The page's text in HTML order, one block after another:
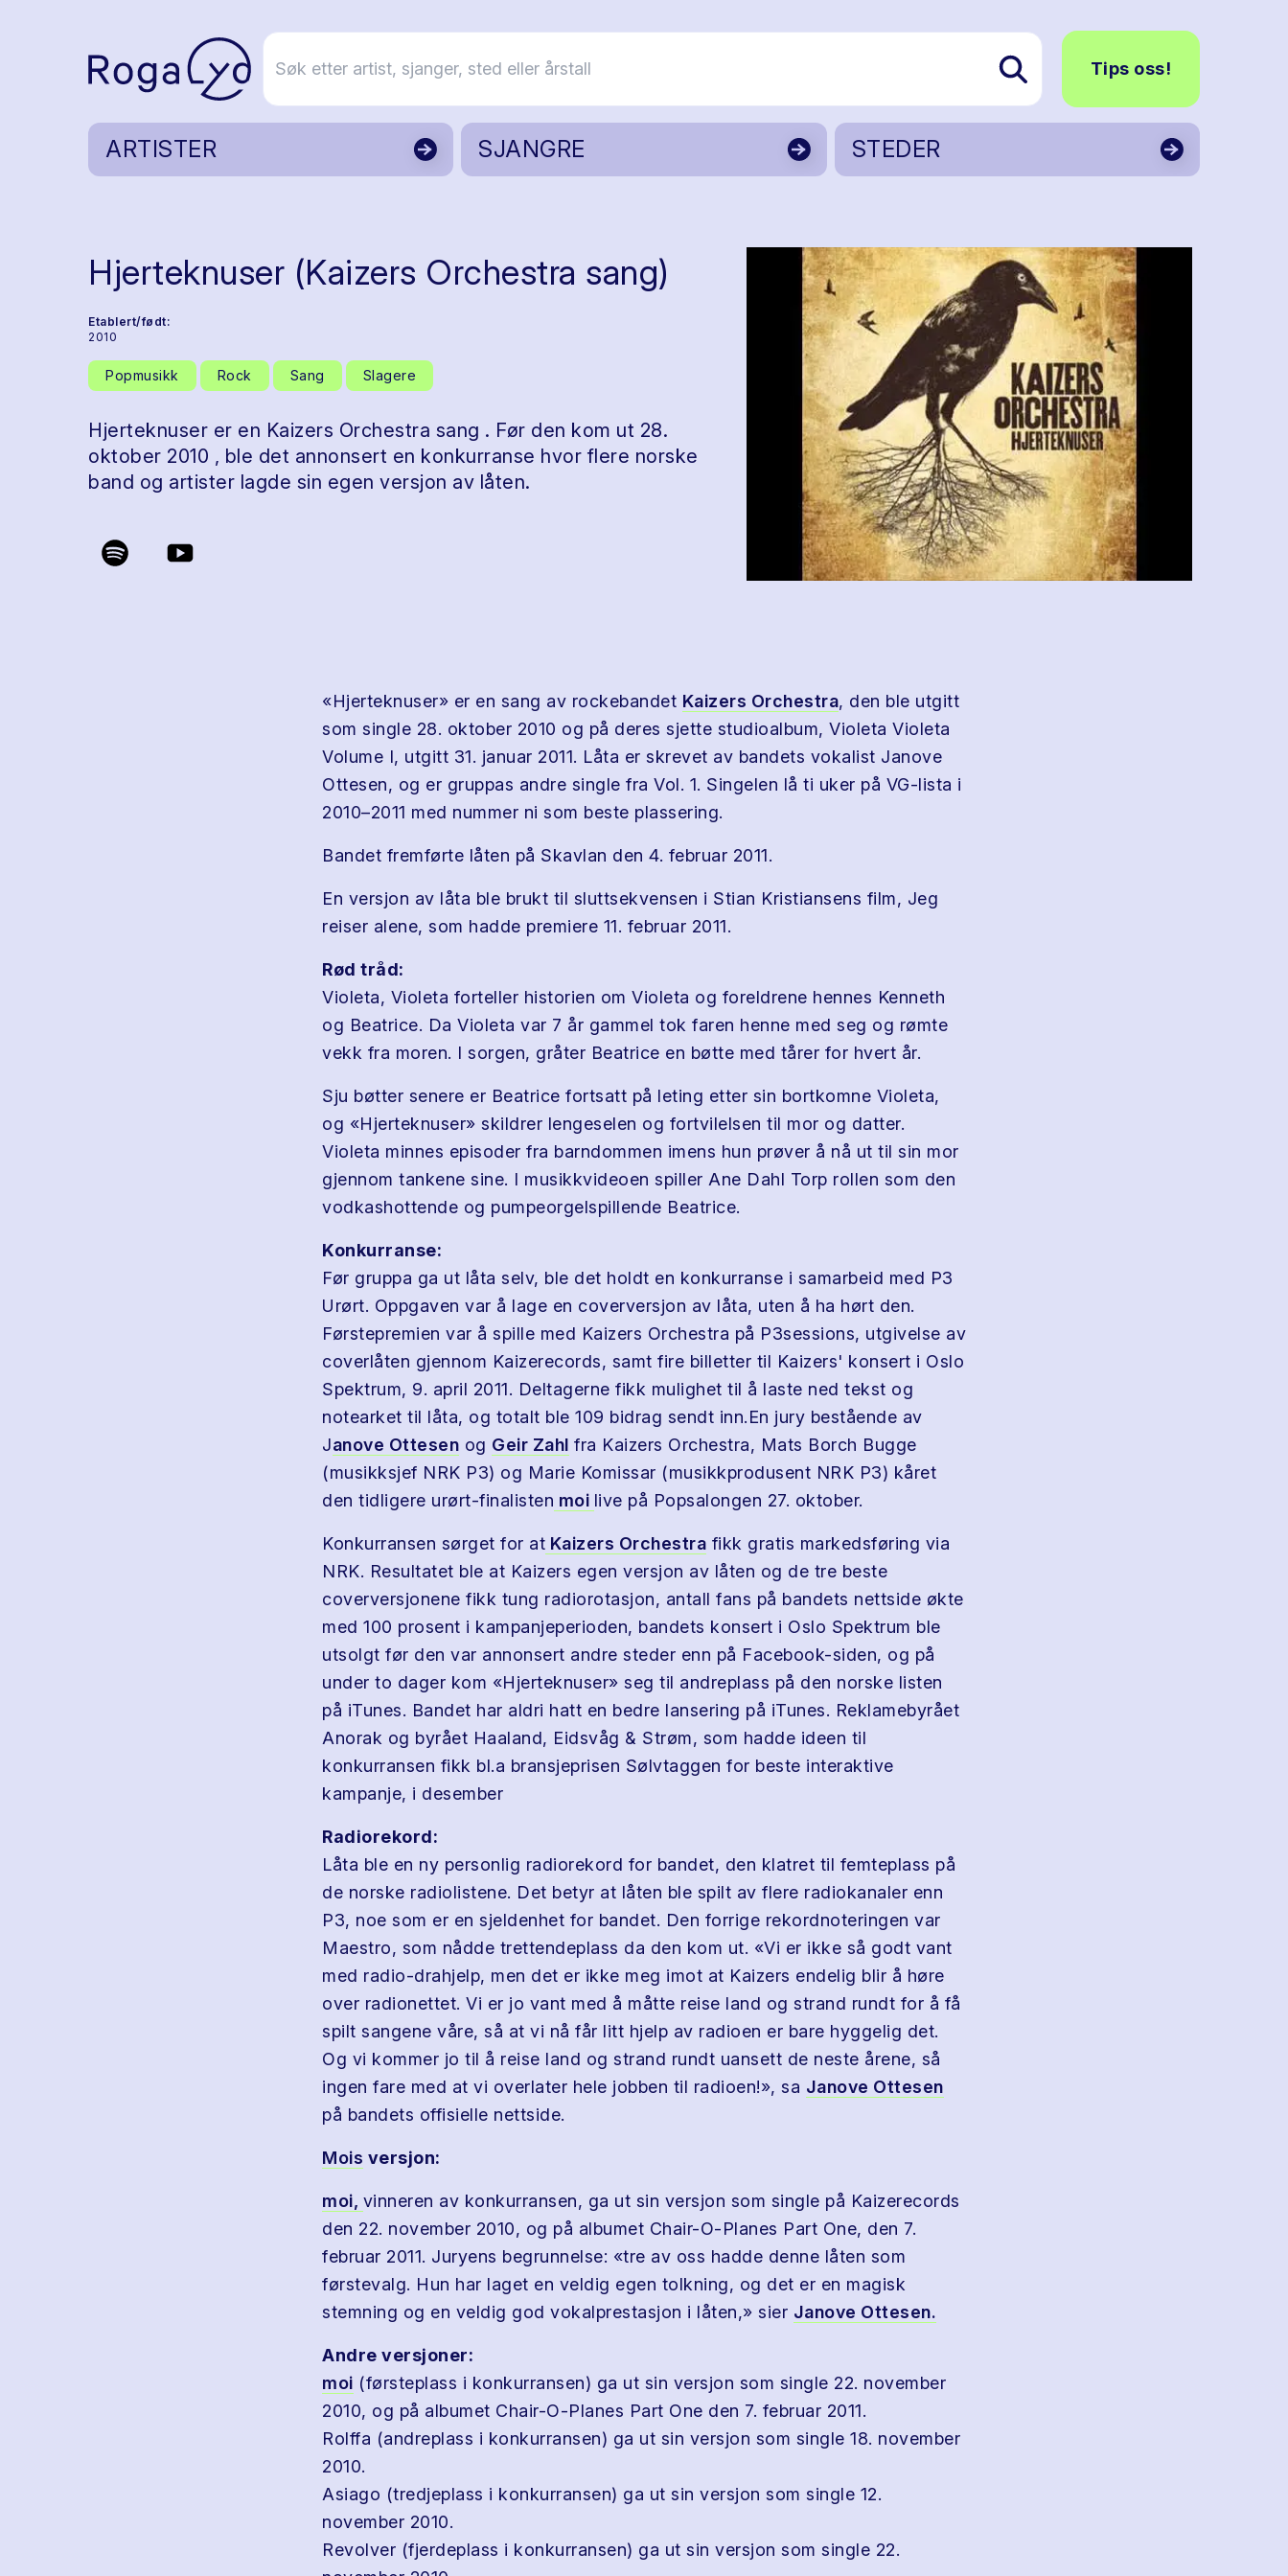
Tips oss!
ARTISTER SJANGRE STEDER
Hjerteknuser (Kaizers Orchestra sang)
Etablert/født:
2010
Popmusikk Rock Sang Slagere
Hjerteknuser er en Kaizers Orchestra sang . Før den kom ut 28.
oktober 2010 , ble det annonsert en konkurranse hvor flere norske
band og artister lagde sin egen versjon av låten.
«Hjerteknuser» er en sang av rockebandet Kaizers Orchestra, den ble utgitt
som single 28. oktober 2010 og på deres sjette studioalbum, Violeta Violeta
Volume I, utgitt 31. januar 2011. Låta er skrevet av bandets vokalist Janove
Ottesen, og er gruppas andre single fra Vol. 1. Singelen lå ti uker på VG-lista i
2010–2011 med nummer ni som beste plassering.
Bandet fremførte låten på Skavlan den 4. februar 2011.
En versjon av låta ble brukt til sluttsekvensen i Stian Kristiansens film, Jeg
reiser alene, som hadde premiere 11. februar 2011.
Rød tråd:
Violeta, Violeta forteller historien om Violeta og foreldrene hennes Kenneth
og Beatrice. Da Violeta var 7 år gammel tok faren henne med seg og rømte
vekk fra moren. I sorgen, gråter Beatrice en bøtte med tårer for hvert år.
Sju bøtter senere er Beatrice fortsatt på leting etter sin bortkomne Violeta,
og «Hjerteknuser» skildrer lengeselen og fortvilelsen til mor og datter.
Violeta minnes episoder fra barndommen imens hun prøver å nå ut til sin mor
gjennom tankene sine. I musikkvideoen spiller Ane Dahl Torp rollen som den
vodkashottende og pumpeorgelspillende Beatrice.
Konkurranse:
Før gruppa ga ut låta selv, ble det holdt en konkurranse i samarbeid med P3
Urørt. Oppgaven var å lage en coverversjon av låta, uten å ha hørt den.
Førstepremien var å spille med Kaizers Orchestra på P3sessions, utgivelse av
coverlåten gjennom Kaizerecords, samt fire billetter til Kaizers' konsert i Oslo
Spektrum, 9. april 2011. Deltagerne fikk mulighet til å laste ned tekst og
notearket til låta, og totalt ble 109 bidrag sendt inn.En jury bestående av
Janove Ottesen og Geir Zahl fra Kaizers Orchestra, Mats Borch Bugge
(musikksjef NRK P3) og Marie Komissar (musikkprodusent NRK P3) kåret
den tidligere urørt-finalisten moi live på Popsalongen 27. oktober.
Konkurransen sørget for at Kaizers Orchestra fikk gratis markedsføring via
NRK. Resultatet ble at Kaizers egen versjon av låten og de tre beste
coverversjonene fikk tung radiorotasjon, antall fans på bandets nettside økte
med 100 prosent i kampanjeperioden, bandets konsert i Oslo Spektrum ble
utsolgt før den var annonsert andre steder enn på Facebook-siden, og på
under to dager kom «Hjerteknuser» seg til andreplass på den norske listen
på iTunes. Bandet har aldri hatt en bedre lansering på iTunes. Reklamebyrået
Anorak og byrået Haaland, Eidsvåg & Strøm, som hadde ideen til
konkurransen fikk bl.a bransjeprisen Sølvtaggen for beste interaktive
kampanje, i desember
Radiorekord:
Låta ble en ny personlig radiorekord for bandet, den klatret til femteplass på
de norske radiolistene. Det betyr at låten ble spilt av flere radiokanaler enn
P3, noe som er en sjeldenhet for bandet. Den forrige rekordnoteringen var
Maestro, som nådde trettendeplass da den kom ut. «Vi er ikke så godt vant
med radio-drahjelp, men det er ikke meg imot at Kaizers endelig blir å høre
over radionettet. Vi er jo vant med å måtte reise land og strand rundt for å få
spilt sangene våre, så at vi nå får litt hjelp av radioen er bare hyggelig det.
Og vi kommer jo til å reise land og strand rundt uansett de neste årene, så
ingen fare med at vi overlater hele jobben til radioen!», sa Janove Ottesen
på bandets offisielle nettside.
Mois versjon:
moi, vinneren av konkurransen, ga ut sin versjon som single på Kaizerecords
den 22. november 2010, og på albumet Chair-O-Planes Part One, den 7.
februar 2011. Juryens begrunnelse: «tre av oss hadde denne låten som
førstevalg. Hun har laget en veldig egen tolkning, og det er en magisk
stemning og en veldig god vokalprestasjon i låten,» sier Janove Ottesen.
Andre versjoner:
moi (førsteplass i konkurransen) ga ut sin versjon som single 22. november
2010, og på albumet Chair-O-Planes Part One den 7. februar 2011.
Rolffa (andreplass i konkurransen) ga ut sin versjon som single 18. november
2010.
Asiago (tredjeplass i konkurransen) ga ut sin versjon som single 12.
november 2010.
Revolver (fjerdeplass i konkurransen) ga ut sin versjon som single 22.